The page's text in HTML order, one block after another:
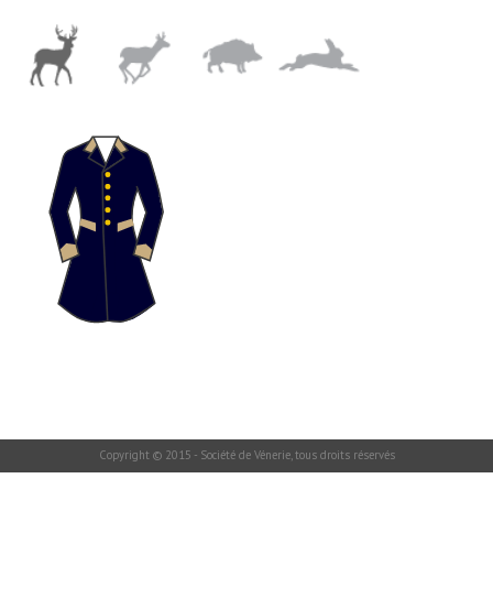
Copyright © 2015 - Société de Vénerie, tous droits réservés